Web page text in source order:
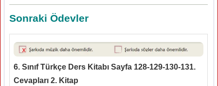
Sonraki Ödevler
6. Sınıf Türkçe Ders Kitabı Sayfa 128-129-130-131.
Cevapları 2. Kitap